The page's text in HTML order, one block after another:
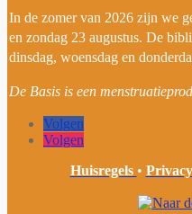
In de zomer van 2026 zijn we
en zondag 23 augustus. De
dinsdag, woensdag en
De Basis is een
Volgen
Volgen
Huisregels •